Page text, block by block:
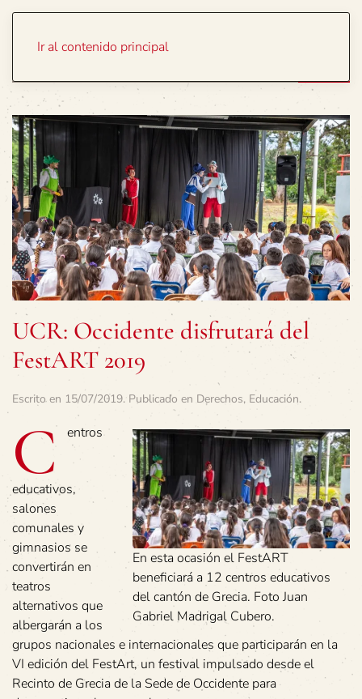
Ir al contenido principal
UCR: Occidente disfrutará del
FestART 2019
Escrito en 15/07/2019. Publicado en Derechos, Educación.
En esta ocasión el FestART
beneficiará a 12 centros educativos
del cantón de Grecia. Foto Juan
Gabriel Madrigal Cubero.
C entros
educativos,
salones
comunales y
gimnasios se
convertirán en
teatros
alternativos que
albergarán a los
grupos nacionales e internacionales que participarán en la
VI edición del FestArt, un festival impulsado desde el
Recinto de Grecia de la Sede de Occidente para